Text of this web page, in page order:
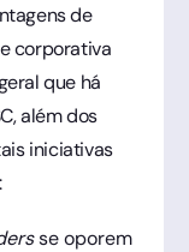
de
corporativa
que há
além dos
iniciativas
se oporem